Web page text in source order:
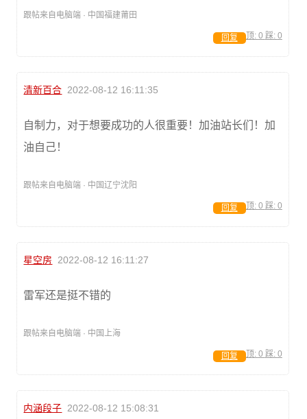
跟帖来自电脑端 · 中国福建莆田
顶: 0 踩: 0
回复
清新百合 2022-08-12 16:11:35
自制力，对于想要成功的人很重要！加油站长们！加
油自己！
跟帖来自电脑端 · 中国辽宁沈阳
顶: 0 踩: 0
回复
星空房 2022-08-12 16:11:27
雷军还是挺不错的
跟帖来自电脑端 · 中国上海
顶: 0 踩: 0
回复
内涵段子 2022-08-12 15:08:31